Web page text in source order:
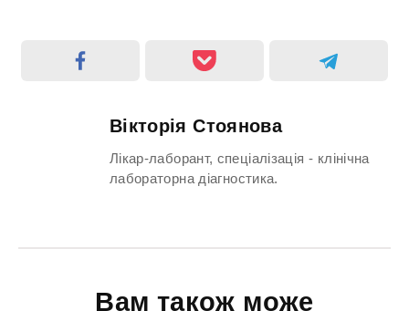
Вікторія Стоянова
Лікар-лаборант, спеціалізація - клінічна
лабораторна діагностика.
Вам також може